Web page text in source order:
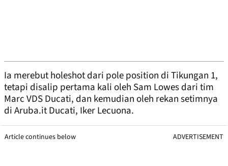
Ia merebut holeshot dari pole position di Tikungan 1,
tetapi disalip pertama kali oleh Sam Lowes dari tim
Marc VDS Ducati, dan kemudian oleh rekan setimnya
di Aruba.it Ducati, Iker Lecuona.
Article continues below ADVERTISEMENT